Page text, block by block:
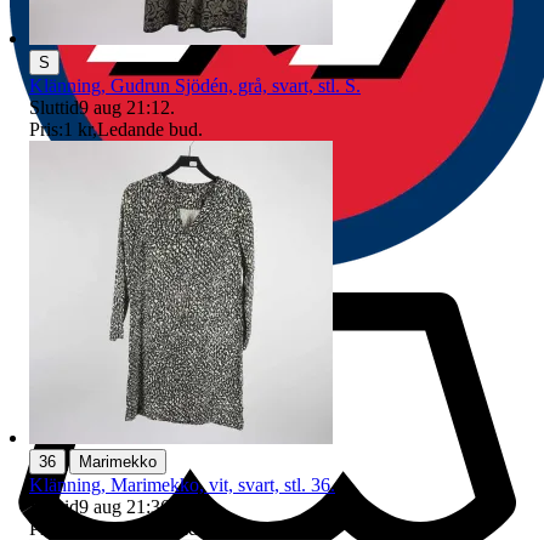
S
Klänning, Gudrun Sjödén, grå, svart, stl. S.
Sluttid9 aug 21:12.
Pris:1 kr,Ledande bud.
36 Marimekko
Klänning, Marimekko, vit, svart, stl. 36.
Sluttid9 aug 21:36
Pris:
Ledande bud